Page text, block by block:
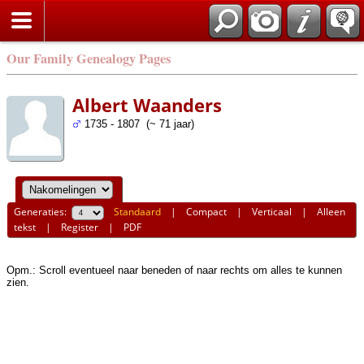
Our Family Genealogy Pages
Albert Waanders
1735 - 1807 (~ 71 jaar)
Generaties: Standaard |Compact |Verticaal |Alleen
tekst | Register | PDF
Opm.: Scroll eventueel naar beneden of naar rechts om alles te kunnen
zien.